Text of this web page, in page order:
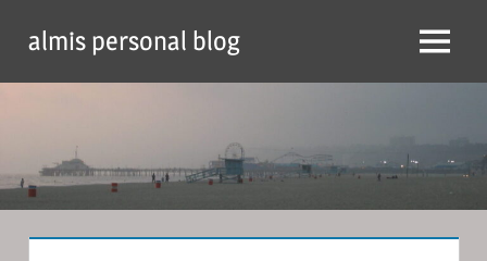
content
almis personal blog Menu